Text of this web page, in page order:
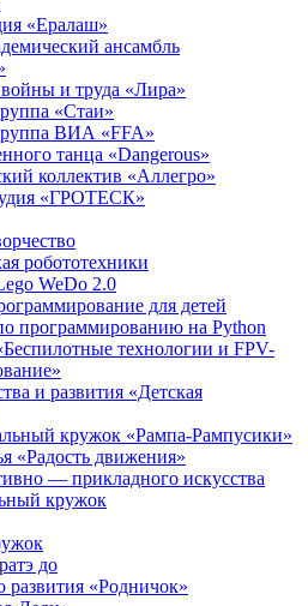
«Ералаш»
ансамбль
и труда «Лира»
«Стаи»
ВИА «FFA»
танца «Dangerous»
коллектив «Аллегро»
«ГРОТЕСК»
робототехники
WeDo 2.0
для детей
программированию на Python
технологии и FPV-
и развития «Детская
кружок «Рампа-Рампусики»
«Радость движения»
— прикладного искусства
кружок
до
развития «Родничок»